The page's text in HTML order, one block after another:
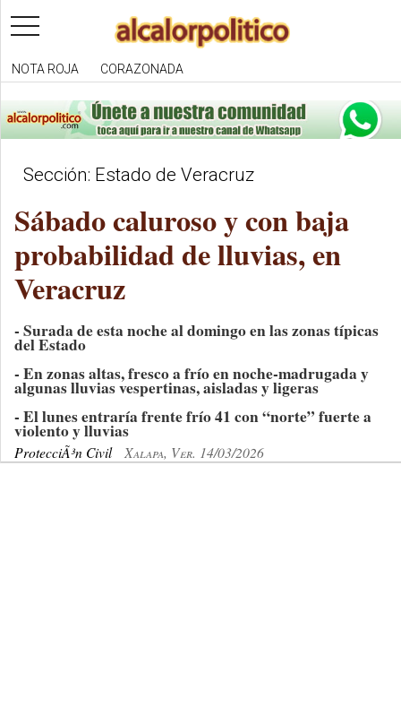
toggle
navigation
NOTA ROJA CORAZONADA
Sección: Estado de Veracruz
Sábado caluroso y con baja
probabilidad de lluvias, en
Veracruz
- Surada de esta noche al domingo en las zonas típicas
del Estado
- En zonas altas, fresco a frío en noche-madrugada y
algunas lluvias vespertinas, aisladas y ligeras
- El lunes entraría frente frío 41 con “norte” fuerte a
violento y lluvias
ProtecciÃ³n Civil Xalapa, Ver. 14/03/2026